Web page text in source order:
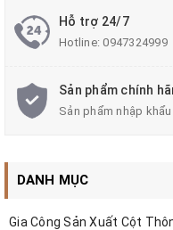
lượng mặt trời để chiếu
các khu căn hộ chung cư,
580mm*H255mm. (bộ đèn
Sản phẩm do 𝙕𝘼𝙇𝘼𝘼
Hỗ trợ 24/7
Hotline:0947324999
Sản phẩm chính
Sản phẩm nhập
DANH MỤC
Gia Công Sản Xuất Cột